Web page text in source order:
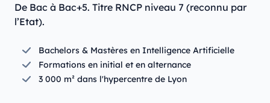
De Bac à Bac+5. Titre RNCP niveau 7 (reconnu par
l’Etat).
Bachelors & Mastères en Intelligence Artificielle
Formations en initial et en alternance
3 000 m² dans l'hypercentre de Lyon